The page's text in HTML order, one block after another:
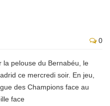
0
la pelouse du Bernabéu, le
ce mercredi soir. En jeu,
des Champions face au
face